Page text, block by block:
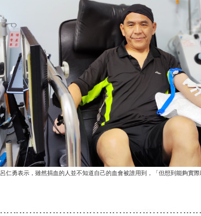
呂仁勇表示，雖然捐血的人並不知道自己的血會被誰用到，「但想到能夠實際